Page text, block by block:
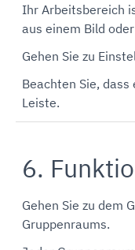
Ihr Arbeitsbereich
aus einem Bild
Gehen Sie zu
Beachten Sie,
Leiste.
6.
Gehen Sie zu dem
Gruppenraums.